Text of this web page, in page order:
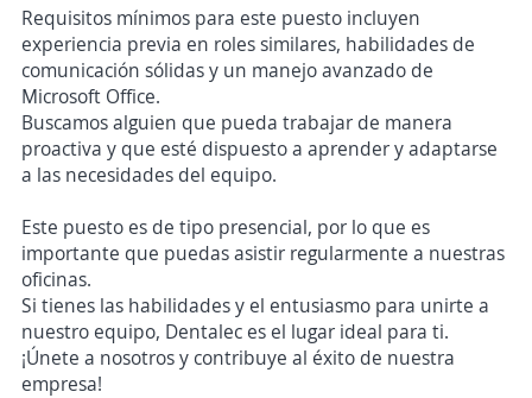
Requisitos mínimos para este puesto incluyen
experiencia previa en roles similares, habilidades de
comunicación sólidas y un manejo avanzado de
Microsoft Office.
Buscamos alguien que pueda trabajar de manera
proactiva y que esté dispuesto a aprender y adaptarse
a las necesidades del equipo.
Este puesto es de tipo presencial, por lo que es
importante que puedas asistir regularmente a nuestras
oficinas.
Si tienes las habilidades y el entusiasmo para unirte a
nuestro equipo, Dentalec es el lugar ideal para ti.
¡Únete a nosotros y contribuye al éxito de nuestra
empresa!